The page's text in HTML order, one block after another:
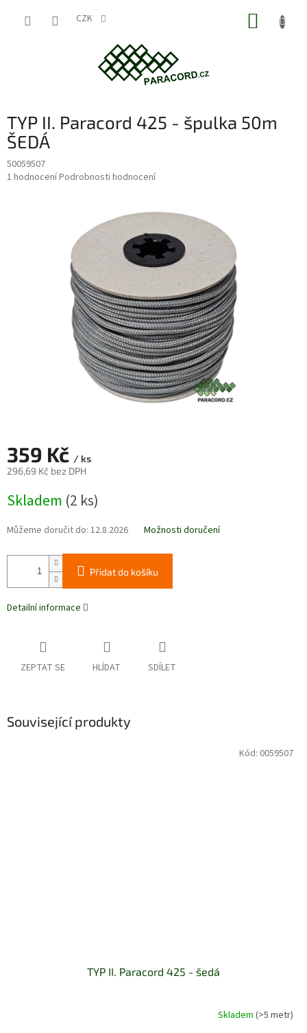
CZK
TYP II. Paracord 425 - špulka 50m
ŠEDÁ
50059507
Průměrné
1 hodnoceníPodrobnosti hodnocení
359 Kč / ks
296,69 Kč bez DPH
cena:
Skladem (2 ks)
Můžeme doručit do: 12.8.2026 Možnosti doručení
Přidat do košíku
Detailní informace
ZEPTAT SE HLÍDAT SDÍLET
Související produkty
TYP II. Paracord 425 - šedá
Skladem (>5 metr)
Kód: 0059507